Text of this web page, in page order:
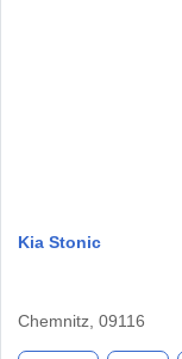
Kia Stonic
Chemnitz, 09116